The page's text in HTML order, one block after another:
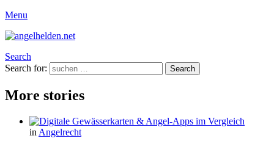
Menu
Search
Search for:
Search
More stories
in Angelrecht